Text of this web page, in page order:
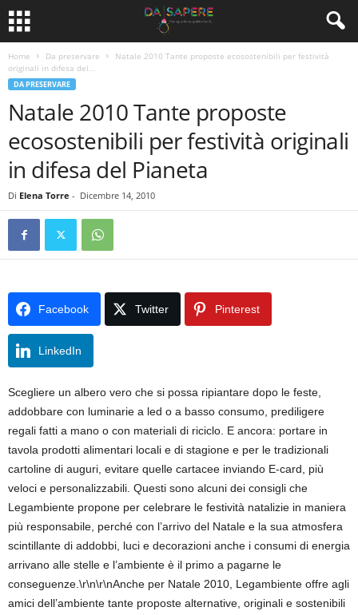
Home Da preservare
Natale 2010 Tante proposte ecosostenibili per festività
originali in difesa del...
DA PRESERVARE
Natale 2010 Tante proposte
ecosostenibili per festività originali
in difesa del Pianeta
Di Elena Torre - Dicembre 14, 2010
Facebook Twitter Pinterest
LinkedIn
Scegliere un albero vero che si possa ripiantare dopo le feste,
addobbare con luminarie a led o a basso consumo, prediligere
regali fatti a mano o con materiali di riciclo. E ancora: portare in
tavola prodotti alimentari locali e di stagione e per le tradizionali
cartoline di auguri, evitare quelle cartacee inviando E-card, più
veloci e personalizzabili. Questi sono alcuni dei consigli che
Legambiente propone per celebrare le festività natalizie in maniera
più responsabile, perché con l’arrivo del Natale e la sua atmosfera
scintillante di addobbi, luci e decorazioni anche i consumi di energia
arrivano alle stelle e l’ambiente è il primo a pagarne le
conseguenze.\r\n\r\nAnche per Natale 2010, Legambiente offre agli
amici dell’ambiente tante proposte alternative, originali e sostenibili